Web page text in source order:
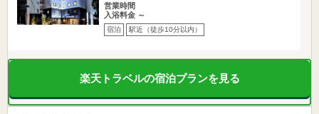
営業時間
入浴料金 ～
宿泊 駅近（徒歩10分以内）
楽天トラベルの宿泊プランを見る